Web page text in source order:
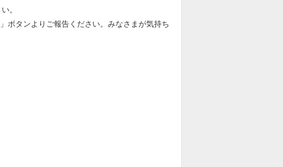
デスタムーア募集板
。
ボタンよりご報告ください。みなさまが気持ち